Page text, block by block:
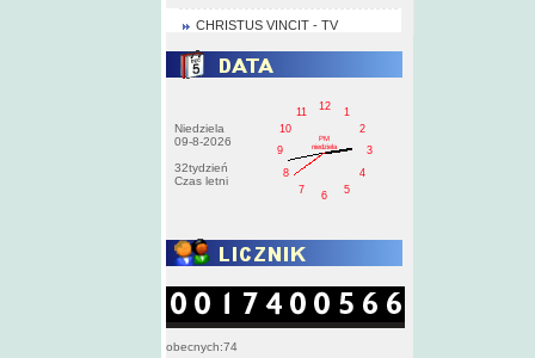
CHRISTUS VINCIT - TV
Niedziela
09-8-2026
32tydzień
Czas letni
1
2
3
4
5
6
7
8
9
10
11
12
PM
niedziela
obecnych:74